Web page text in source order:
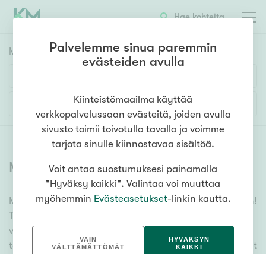
Hae kohteita
Myyntikohteet
1h 2h 3h 4h 5h+
Asuntotyyppi
Kerros-/luhtitalo
Rivitalo/paritalo
Omakoti-/erillistalo
Maa- tai metsätila
Lisää hakuehtoja
Myytävät asunnot (6357)
Meiltä löydät myytävät asunnot, oli tarpeesi mikä vain!
Tuhansien kohteiden ja satojen kiinteistönvälittäjien
verkostomme auttaa sinua kenties elämäsi
tärkeimmässä päätöksessä. Katso alta kaikki myytävät
Palvelemme sinua paremmin
evästeiden avulla
Kiinteistömaailma käyttää
verkkopalvelussaan evästeitä, joiden avulla
sivusto toimii toivotulla tavalla ja voimme
tarjota sinulle kiinnostavaa sisältöä.
Voit antaa suostumuksesi painamalla
"Hyväksy kaikki". Valintaa voi muuttaa
myöhemmin Evästeasetukset-linkin kautta.
VAIN
VÄLTTÄMÄTTÖMÄT
HYVÄKSYN
KAIKKI